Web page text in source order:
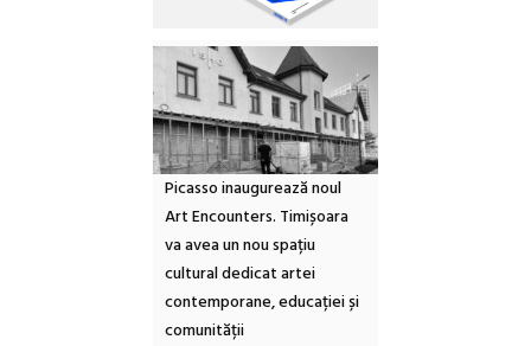
Picasso inaugurează noul
Art Encounters. Timișoara
va avea un nou spațiu
cultural dedicat artei
contemporane, educației și
comunității